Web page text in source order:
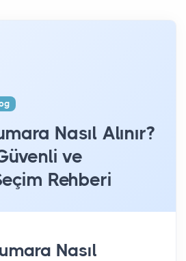
Nasıl Alınır?
ve
Rehberi
Nasıl